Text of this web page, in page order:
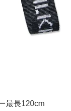
最長120cm